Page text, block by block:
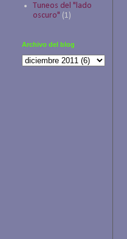
Tuneos del "lado
oscuro" (1)
Archivo del blog